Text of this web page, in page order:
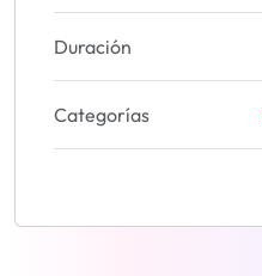
Duración
Categorías